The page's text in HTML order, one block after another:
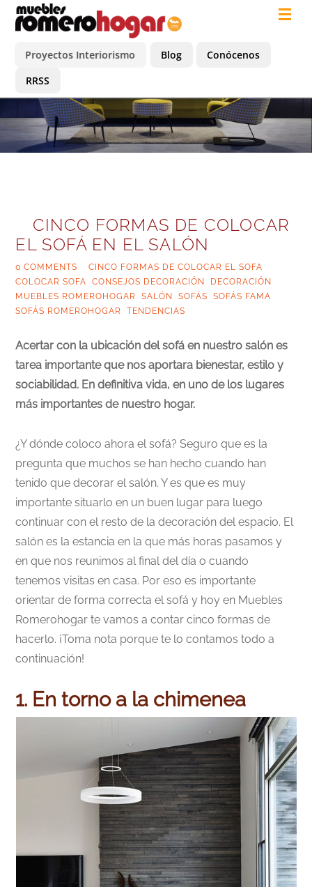
Proyectos Interiorismo Blog
Conócenos
RRSS
CINCO FORMAS DE COLOCAR
EL SOFÁ EN EL SALÓN
0 COMMENTS CINCO FORMAS DE COLOCAR EL SOFA
COLOCAR SOFA
,CONSEJOS DECORACIÓN DECORACIÓN
MUEBLES ROMEROHOGAR
,SALÓN ,SOFÁS ,SOFÁS FAMA
SOFÁS ROMEROHOGAR
,TENDENCIAS
Acertar con la ubicación del sofá en nuestro salón es
tarea importante que nos aportara bienestar, estilo y
sociabilidad. En definitiva vida, en uno de los lugares
más importantes de nuestro hogar.
¿Y dónde coloco ahora el sofá? Seguro que es la
pregunta que muchos se han hecho cuando han
tenido que decorar el salón. Y es que es muy
importante situarlo en un buen lugar para luego
continuar con el resto de la decoración del espacio. El
salón es la estancia en la que más horas pasamos y
en que nos reunimos al final del día o cuando
tenemos visitas en casa. Por eso es importante
orientar de forma correcta el sofá y hoy en Muebles
Romerohogar te vamos a contar cinco formas de
hacerlo. ¡Toma nota porque te lo contamos todo a
continuación!
1. En torno a la chimenea